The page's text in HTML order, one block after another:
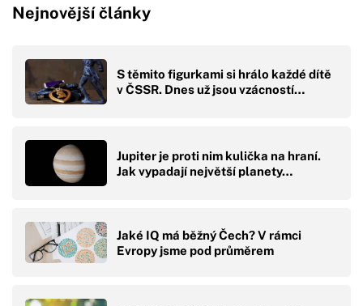
Nejnovější články
S těmito figurkami si hrálo každé dítě
v ČSSR. Dnes už jsou vzácností…
Jupiter je proti nim kulička na hraní.
Jak vypadají největší planety…
Jaké IQ má běžný Čech? V rámci
Evropy jsme pod průměrem